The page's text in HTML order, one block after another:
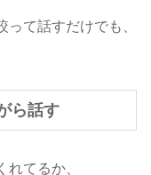
って話すだけでも、
ら話す
てるか、